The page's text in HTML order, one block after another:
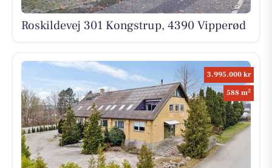
Roskildevej 301 Kongstrup, 4390 Vipperød
3.995.000 kr
588 m2